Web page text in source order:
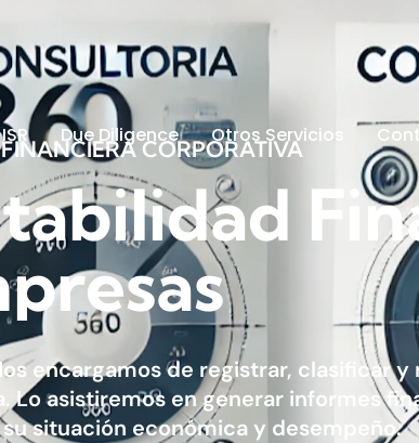
Due Diligence Otros Servicios
FINANCIERA CORPORATIVA
encargamos de registrar, clasificar y
Lo asistiremos en generar informes
situación económica y desempeño.